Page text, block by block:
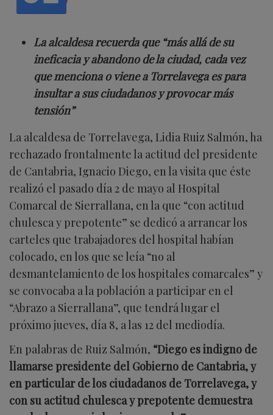
La alcaldesa recuerda que “más allá de su
ineficacia y abandono de la ciudad, cada vez
que menciona o viene a Torrelavega es para
insultar a sus ciudadanos y provocar más
tensión”
La alcaldesa de Torrelavega, Lidia Ruiz Salmón, ha
rechazado frontalmente la actitud del presidente
de Cantabria, Ignacio Diego, en la visita que éste
realizó el pasado día 2 de mayo al Hospital
Comarcal de Sierrallana, en la que “con actitud
chulesca y prepotente” se dedicó a arrancar los
carteles que trabajadores del hospital habían
colocado, en los que se leía “no al
desmantelamiento de los hospitales comarcales” y
se convocaba a la población a participar en el
“Abrazo a Sierrallana”, que tendrá lugar el
próximo jueves, día 8, a las 12 del mediodía.
En palabras de Ruiz Salmón, “Diego es indigno de
llamarse presidente del Gobierno de Cantabria, y
en particular de los ciudadanos de Torrelavega, y
con su actitud chulesca y prepotente demuestra